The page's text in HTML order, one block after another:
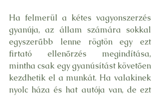
Ha felmerül a kétes vagyonszerzés
gyanúja, az állam számára sokkal
egyszerűbb lenne rögtön egy ezt
firtató ellenőrzés megindítása,
mintha csak egy gyanúsítást követően
kezdhetik el a munkát. Ha valakinek
nyolc háza és hat autója van, de ezt